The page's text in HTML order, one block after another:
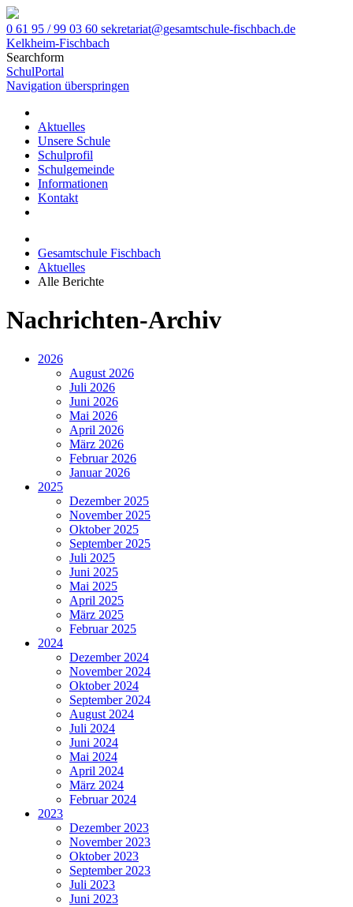
0 61 95 / 99 03 60 sekretariat@gesamtschule-fischbach.de
Kelkheim-Fischbach
Searchform
SchulPortal
Navigation überspringen
Aktuelles
Unsere Schule
Schulprofil
Schulgemeinde
Informationen
Kontakt
Gesamtschule Fischbach
Aktuelles
Alle Berichte
Nachrichten-Archiv
2026
August 2026
Juli 2026
Juni 2026
Mai 2026
April 2026
März 2026
Februar 2026
Januar 2026
2025
Dezember 2025
November 2025
Oktober 2025
September 2025
Juli 2025
Juni 2025
Mai 2025
April 2025
März 2025
Februar 2025
2024
Dezember 2024
November 2024
Oktober 2024
September 2024
August 2024
Juli 2024
Juni 2024
Mai 2024
April 2024
März 2024
Februar 2024
2023
Dezember 2023
November 2023
Oktober 2023
September 2023
Juli 2023
Juni 2023